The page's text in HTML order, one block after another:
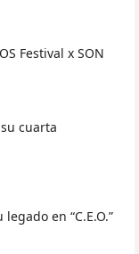
Festival x SON
cuarta
en “C.E.O.”